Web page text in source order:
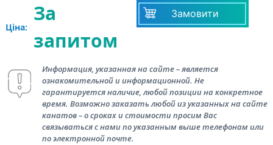
Ціна:
За
запитом
Замовити
Информация, указанная на сайте – является
ознакомительной и информационной. Не
гарантируется наличие, любой позиции на конкретное
время. Возможно заказать любой из указанных на сайте
канатов – о сроках и стоимости просим Вас
связываться с нами по указанным выше телефонам или
по электронной почте.